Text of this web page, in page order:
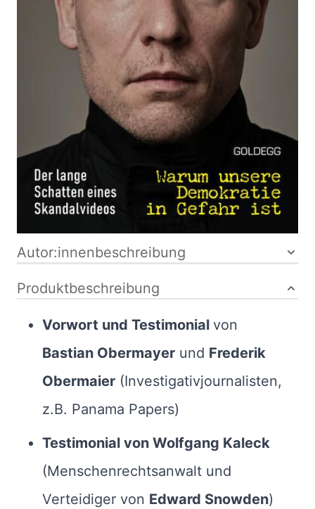
Verlag:
Goldegg Verlag
30.08.2024
250 Seiten
Hardcover
ISBN:
9783990604687
Bibliografische Daten
Autor:innenbeschreibung
Produktbeschreibung
Vorwort und Testimonial von
Bastian Obermayer und Frederik
Obermaier (Investigativjournalisten,
z.B. Panama Papers)
Testimonial von Wolfgang Kaleck
(Menschenrechtsanwalt und
Verteidiger von Edward Snowden)